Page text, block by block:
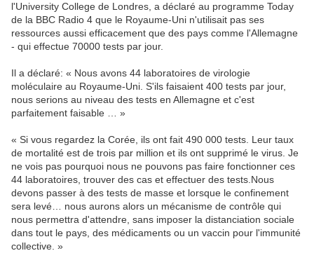
l'University College de Londres, a déclaré au programme Today
de la BBC Radio 4 que le Royaume-Uni n'utilisait pas ses
ressources aussi efficacement que des pays comme l'Allemagne
- qui effectue 70000 tests par jour.
Il a déclaré: « Nous avons 44 laboratoires de virologie
moléculaire au Royaume-Uni. S'ils faisaient 400 tests par jour,
nous serions au niveau des tests en Allemagne et c'est
parfaitement faisable … »
« Si vous regardez la Corée, ils ont fait 490 000 tests. Leur taux
de mortalité est de trois par million et ils ont supprimé le virus. Je
ne vois pas pourquoi nous ne pouvons pas faire fonctionner ces
44 laboratoires, trouver des cas et effectuer des tests.Nous
devons passer à des tests de masse et lorsque le confinement
sera levé… nous aurons alors un mécanisme de contrôle qui
nous permettra d'attendre, sans imposer la distanciation sociale
dans tout le pays, des médicaments ou un vaccin pour l'immunité
collective. »